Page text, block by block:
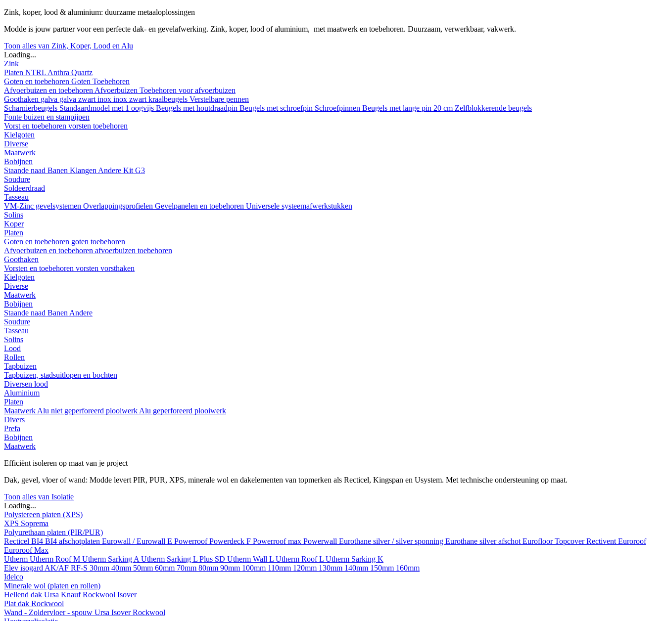
Zink, koper, lood & aluminium: duurzame metaaloplossingen
Modde is jouw partner voor een perfecte dak- en gevelafwerking. Zink, koper, lood of aluminium, met maatwerk en toebehoren. Duurzaam, verwerkbaar, vakwerk.
Toon alles van Zink, Koper, Lood en Alu
Loading...
Zink
Platen NTRL Anthra Quartz
Goten en toebehoren Goten Toebehoren
Afvoerbuizen en toebehoren Afvoerbuizen Toebehoren voor afvoerbuizen
Goothaken galva galva zwart inox inox zwart kraalbeugels Verstelbare pennen
Scharnierbeugels Standaardmodel met 1 oogvijs Beugels met houtdraadpin Beugels met schroefpin Schroefpinnen Beugels met lange pin 20 cm Zelfblokkerende beugels
Fonte buizen en stampijpen
Vorst en toebehoren vorsten toebehoren
Kielgoten
Diverse
Maatwerk
Bobijnen
Staande naad Banen Klangen Andere Kit G3
Soudure
Soldeerdraad
Tasseau
VM-Zinc gevelsystemen Overlappingsprofielen Gevelpanelen en toebehoren Universele systeemafwerkstukken
Solins
Koper
Platen
Goten en toebehoren goten toebehoren
Afvoerbuizen en toebehoren afvoerbuizen toebehoren
Goothaken
Vorsten en toebehoren vorsten vorsthaken
Kielgoten
Diverse
Maatwerk
Bobijnen
Staande naad Banen Andere
Soudure
Tasseau
Solins
Lood
Rollen
Tapbuizen
Tapbuizen, stadsuitlopen en bochten
Diversen lood
Aluminium
Platen
Maatwerk Alu niet geperforeerd plooiwerk Alu geperforeerd plooiwerk
Divers
Prefa
Bobijnen
Maatwerk
Efficiënt isoleren op maat van je project
Dak, gevel, vloer of wand: Modde levert PIR, PUR, XPS, minerale wol en dakelementen van topmerken als Recticel, Kingspan en Usystem. Met technische ondersteuning op maat.
Toon alles van Isolatie
Loading...
Polystereen platen (XPS)
XPS Soprema
Polyurethaan platen (PIR/PUR)
Recticel BI4 BI4 afschotplaten Eurowall / Eurowall E PowerroofPowerdeck F Powerroof max Powerwall Eurothane silver / silver sponning Eurothane silver afschot EurofloorTopcoverRectivent Euroroof
Euroroof Max
Utherm Utherm Roof M Utherm Sarking A Utherm Sarking L Plus SD Utherm Wall L Utherm Roof L Utherm Sarking K
Elev isogard AK/AF RF-S 30mm 40mm 50mm 60mm 70mm 80mm 90mm 100mm 110mm 120mm 130mm 140mm 150mm 160mm
Idelco
Minerale wol (platen en rollen)
Hellend dak Ursa KnaufRockwool Isover
Plat dak Rockwool
Wand - Zoldervloer - spouw Ursa IsoverRockwool